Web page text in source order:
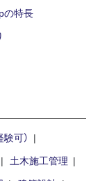
の特長
可）
土木施工管理